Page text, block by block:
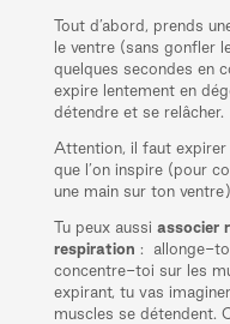
Tout d’abord, prends
le ventre (sans gonfler
quelques secondes en
expire lentement en
détendre et se relâcher.
Attention, il faut
que l’on inspire (pour
une main sur ton ventre)
Tu peux aussi associer
respiration : allonge-
concentre-toi sur les
expirant, tu vas
muscles se détendent.